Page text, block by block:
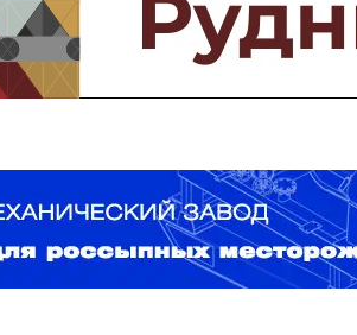
Предприятия и компании
Интервью
Выставки, Конференции